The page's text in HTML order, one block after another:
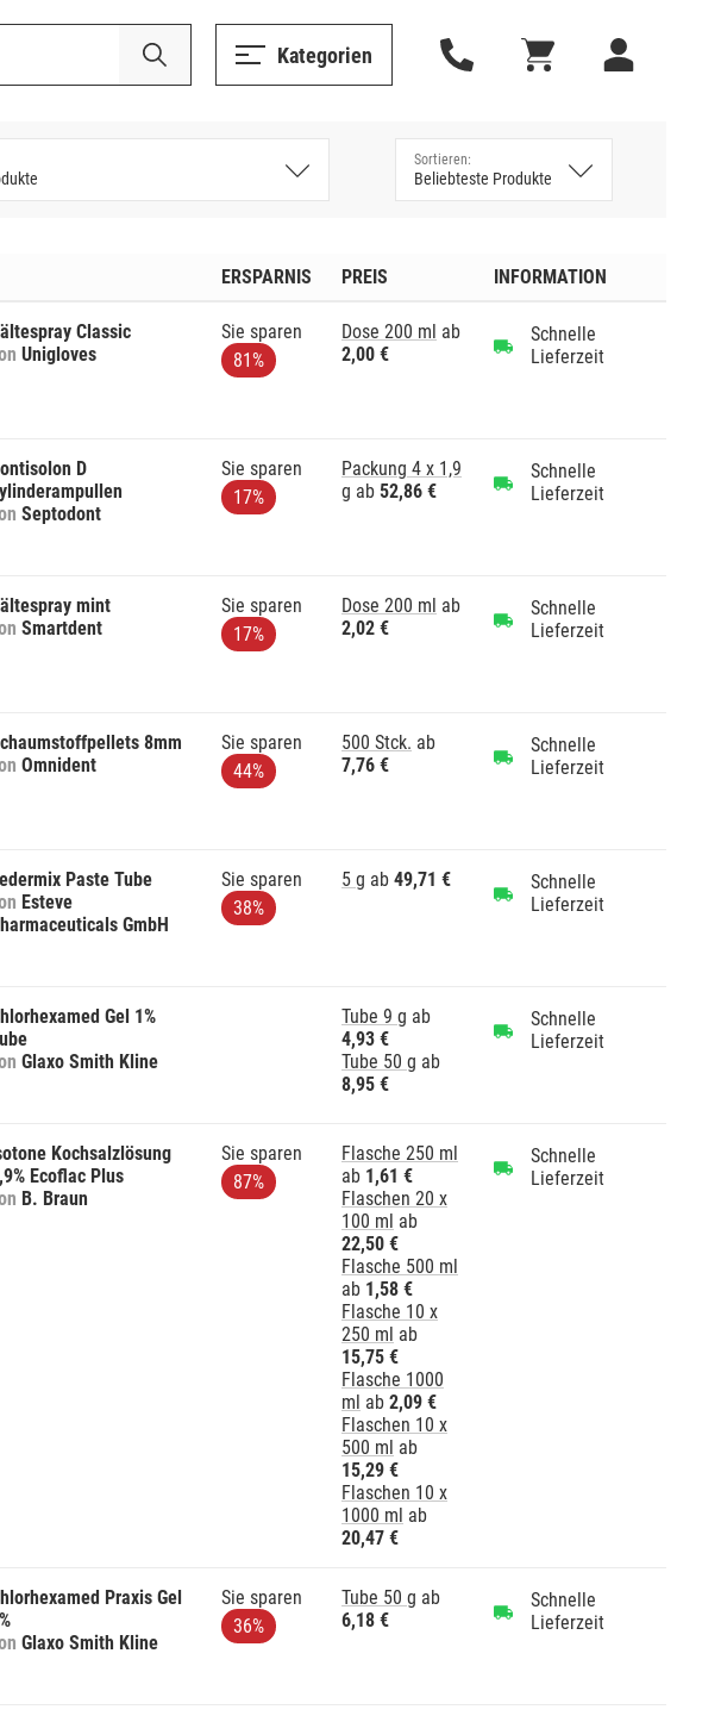
Kategorien
ERSPARNIS PREIS INFORMATION
Classic
Unigloves
Sie sparen
81%
Dose 200 ml ab
2,00 €
Schnelle
Lieferzeit
D
Septodont
Sie sparen
17%
Packung 4 x 1,9
g ab 52,86 €
Schnelle
Lieferzeit
mint
Smartdent
Sie sparen
17%
Dose 200 ml ab
2,02 €
Schnelle
Lieferzeit
8mm
Omnident
Sie sparen
44%
500 Stck. ab
7,76 €
Schnelle
Lieferzeit
Paste Tube
Esteve
GmbH
Sie sparen
38%
5 g ab 49,71 €
Schnelle
Lieferzeit
Gel 1%
Glaxo Smith Kline
Tube 9 g ab
4,93 €
Tube 50 g ab
8,95 €
Schnelle
Lieferzeit
Kochsalzlösung
Ecoflac Plus
B. Braun
Sie sparen
87%
Flasche 250 ml
ab 1,61 €
Flaschen 20 x
100 ml ab
22,50 €
Flasche 500 ml
ab 1,58 €
Flasche 10 x
250 ml ab
15,75 €
Flasche 1000
ml ab 2,09 €
Flaschen 10 x
500 ml ab
15,29 €
Flaschen 10 x
1000 ml ab
20,47 €
Schnelle
Lieferzeit
Praxis Gel
Glaxo Smith Kline
Sie sparen
36%
Tube 50 g ab
6,18 €
Schnelle
Lieferzeit